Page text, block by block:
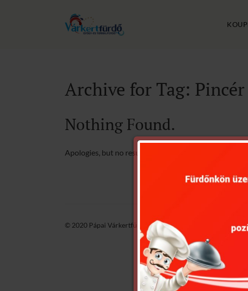
Archive for Tag: Pincér
Nothing Found.
Apologies, but no results were found for the requested
© 2020 Pápai Várkertfürdő -GyGaTech'